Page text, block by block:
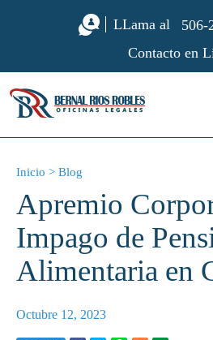
Contacto en
506-
LLama al
Inicio > Blog
Apremio
Impago de
Alimentaria en
Octubre 12, 2023